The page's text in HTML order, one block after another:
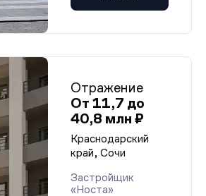
Отражение
От 11,7 до
40,8 млн ₽
Краснодарский
край, Сочи
Застройщик
«Носта»